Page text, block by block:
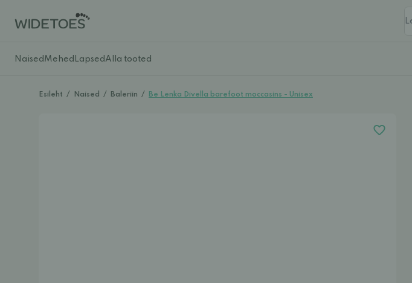
Naised Mehed Lapsed Alla tooted
Esileht / Naised / Baleriin / Be Lenka Divella barefoot moccasins - Unisex